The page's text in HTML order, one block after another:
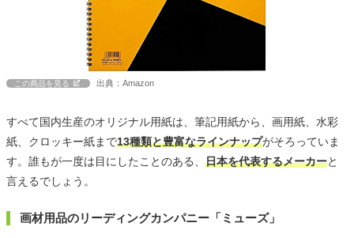
この商品を見る 出典：Amazon
すべて国内生産のオリジナル用紙は、筆記用紙から、画用紙、水彩
紙、クロッキー紙まで13種類と豊富なラインナップがそろっていま
す。誰もが一度は目にしたことのある、 日本を代表するメーカーと
言えるでしょう。
画材用品のリーディングカンパニー「ミューズ」